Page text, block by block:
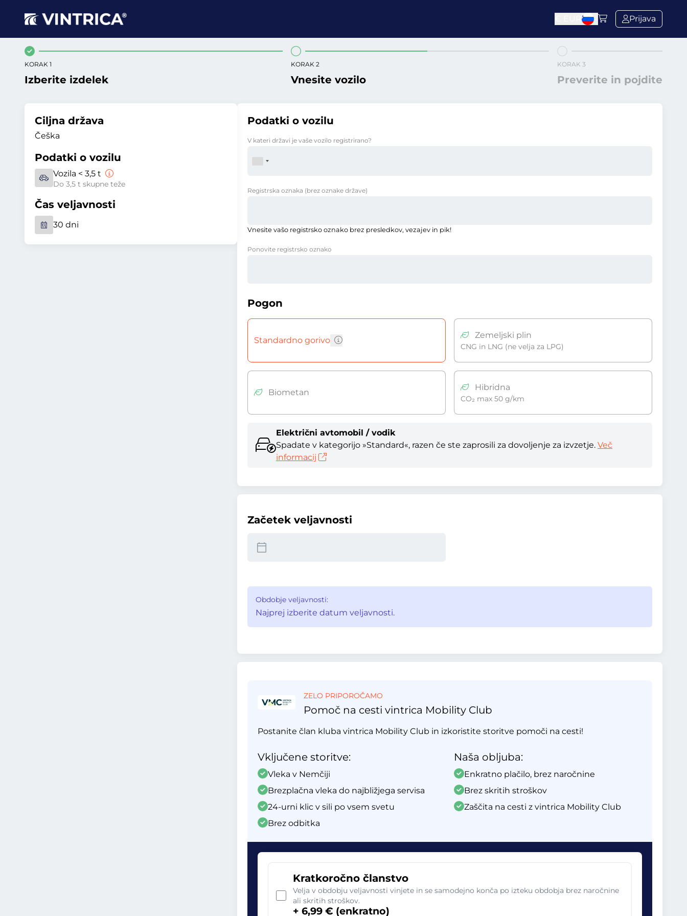
Prijava
KORAK 1
Izberite izdelek
KORAK 2
Vnesite vozilo
KORAK 3
Preverite in pojdite
Ciljna država
Češka
Podatki o vozilu
Vozila < 3,5 t
Do 3,5 t skupne teže
Čas veljavnosti
30 dni
Podatki o vozilu
V kateri državi je vaše vozilo registrirano?
Registrska oznaka (brez oznake države)
Vnesite vašo registrsko oznako brez presledkov, vezajev in pik!
Ponovite registrsko oznako
Pogon
Standardno gorivo
Zemeljski plin
CNG in LNG (ne velja za LPG)
Biometan
Hibridna
CO₂ max 50 g/km
Električni avtomobil / vodik
Spadate v kategorijo »Standard«, razen če ste zaprosili za dovoljenje za izvzetje. Več
informacij
Začetek veljavnosti
Obdobje veljavnosti:
Najprej izberite datum veljavnosti.
ZELO PRIPOROČAMO
Pomoč na cesti vintrica Mobility Club
Postanite član kluba vintrica Mobility Club in izkoristite storitve pomoči na cesti!
Vključene storitve:
Vleka v Nemčiji
Brezplačna vleka do najbližjega servisa
24-urni klic v sili po vsem svetu
Brez odbitka
Naša obljuba:
Enkratno plačilo, brez naročnine
Brez skritih stroškov
Zaščita na cesti z vintrica Mobility Club
Kratkoročno članstvo
Velja v obdobju veljavnosti vinjete in se samodejno konča po izteku obdobja brez naročnine
ali skritih stroškov.
+ 6,99 € (enkratno)